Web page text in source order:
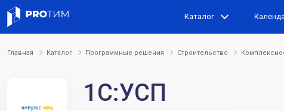
Каталог
Главная Каталог Программные решения Строительство
1С:УСП